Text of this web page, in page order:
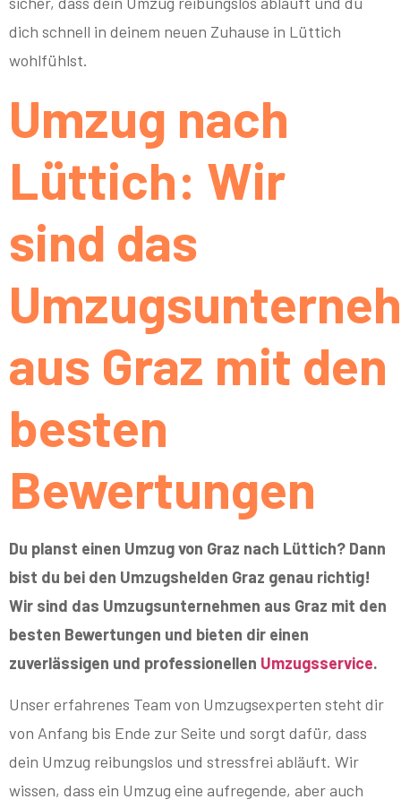
dich schnell in deinem neuen Zuhause in Lüttich
wohlfühlst.
Umzug nach
Lüttich: Wir
sind das
aus Graz mit den
besten
Bewertungen
Du planst einen Umzug von Graz nach Lüttich? Dann
bist du bei den Umzugshelden Graz genau richtig!
Wir sind das Umzugsunternehmen aus Graz mit den
besten Bewertungen und bieten dir einen
zuverlässigen und professionellen Umzugsservice.
Unser erfahrenes Team von Umzugsexperten steht dir
von Anfang bis Ende zur Seite und sorgt dafür, dass
dein Umzug reibungslos und stressfrei abläuft. Wir
wissen, dass ein Umzug eine aufregende, aber auch